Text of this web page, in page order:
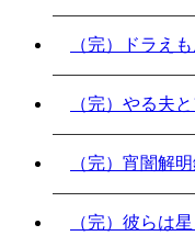
（完）ドラえ
（完）やる夫
（完）宵闇解
（完）彼らは